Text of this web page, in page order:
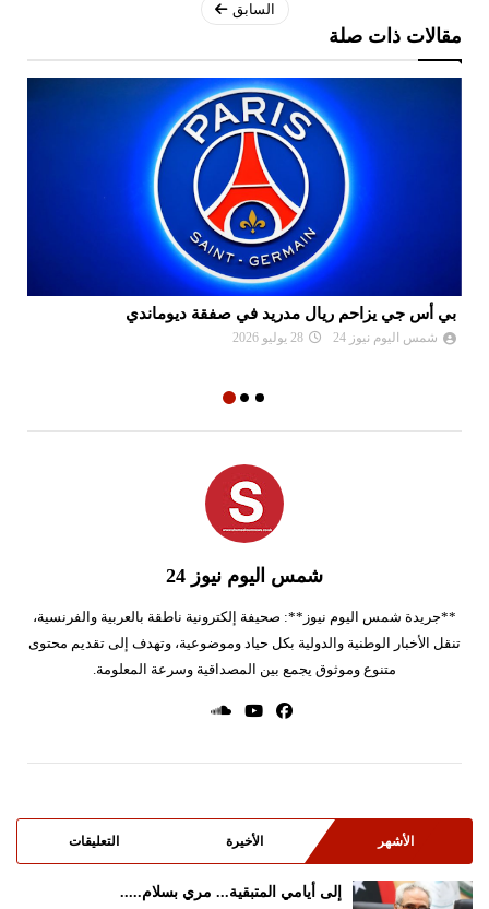
السابق
مقالات ذات صلة
بي أس جي يزاحم ريال مدريد في صفقة ديوماندي
شمس اليوم نيوز 24 28 يوليو 2026
شمس اليوم نيوز 24
**جريدة شمس اليوم نيوز**: صحيفة إلكترونية ناطقة بالعربية والفرنسية،
تنقل الأخبار الوطنية والدولية بكل حياد وموضوعية، وتهدف إلى تقديم محتوى
متنوع وموثوق يجمع بين المصداقية وسرعة المعلومة.
الأشهر الأخيرة التعليقات
إلى أيامي المتبقية... مري بسلام.....